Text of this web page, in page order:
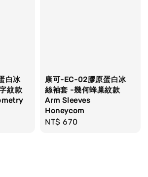
白冰
紋款
康可-EC-02膠原蛋白冰
絲袖套 -幾何蜂巢紋款
Arm Sleeves
Honeycom
Regular
NT$ 670